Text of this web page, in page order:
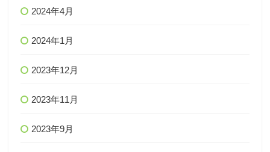
2024年4月
2024年1月
2023年12月
2023年11月
2023年9月